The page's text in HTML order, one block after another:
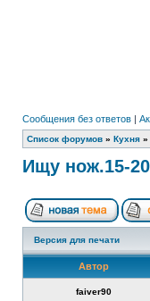
Сообщения без ответов |
Список форумов » Кухня »
Ищу нож.15-
Версия для печати
Автор
faiver90